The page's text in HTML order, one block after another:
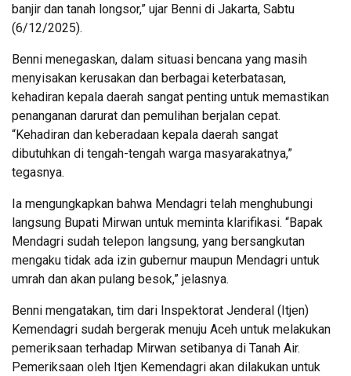
banjir dan tanah longsor,” ujar Benni di Jakarta, Sabtu
(6/12/2025).
Benni menegaskan, dalam situasi bencana yang masih
menyisakan kerusakan dan berbagai keterbatasan,
kehadiran kepala daerah sangat penting untuk memastikan
penanganan darurat dan pemulihan berjalan cepat.
“Kehadiran dan keberadaan kepala daerah sangat
dibutuhkan di tengah-tengah warga masyarakatnya,”
tegasnya.
Ia mengungkapkan bahwa Mendagri telah menghubungi
langsung Bupati Mirwan untuk meminta klarifikasi. “Bapak
Mendagri sudah telepon langsung, yang bersangkutan
mengaku tidak ada izin gubernur maupun Mendagri untuk
umrah dan akan pulang besok,” jelasnya.
Benni mengatakan, tim dari Inspektorat Jenderal (Itjen)
Kemendagri sudah bergerak menuju Aceh untuk melakukan
pemeriksaan terhadap Mirwan setibanya di Tanah Air.
Pemeriksaan oleh Itjen Kemendagri akan dilakukan untuk